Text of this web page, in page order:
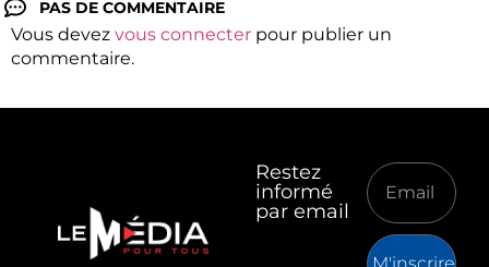
PAS DE COMMENTAIRE
Vous devez vous connecter pour publier un
commentaire.
Restez
informé
par email